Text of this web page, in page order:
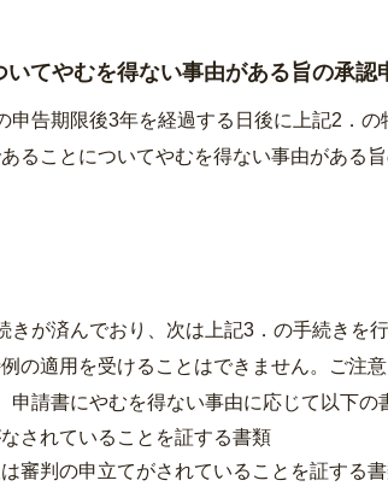
てやむを得ない事由がある旨の承認
告期限後3年を経過する日後に上記2．
ることについてやむを得ない事由がある
が済んでおり、次は上記3．の手続きを
の適用を受けることはできません。ご注意
請書にやむを得ない事由に応じて以下の
されていることを証する書類
審判の申立てがされていることを証する